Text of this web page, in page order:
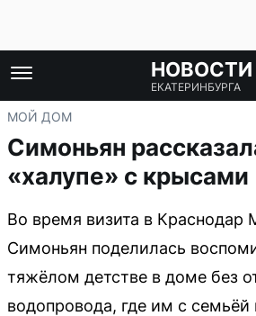
НОВОСТИ
ЕКАТЕРИНБУРГА
МОЙ ДОМ
Симоньян
«халупе» с крысами
Во время визита в Краснодар
Симоньян поделилась
тяжёлом детстве в доме без
водопровода, где им с семьёй